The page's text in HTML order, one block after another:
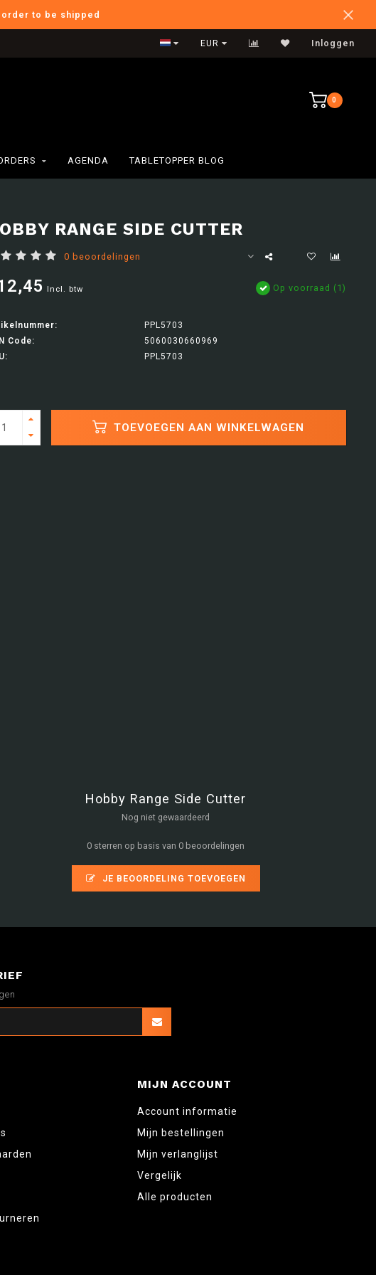
to be shipped
International Shipping
EUR Inloggen
0
AGENDA TABLETOPPER BLOG
RANGE SIDE CUTTER
0 beoordelingen
Incl. btw Op voorraad (1)
PPL5703
Code:
5060030660969
PPL5703
TOEVOEGEN AAN WINKELWAGEN
Hobby Range Side Cutter
Nog niet gewaardeerd
0 sterren op basis van 0 beoordelingen
JE BEOORDELING TOEVOEGEN
MIJN ACCOUNT
Account informatie
Mijn bestellingen
Mijn verlanglijst
Vergelijk
Alle producten